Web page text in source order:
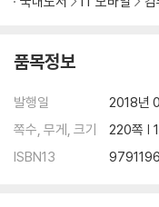
애플리케이션 설계
클라우드 네이티브 패턴 구현
애플리케이션 수명주기
실행
폐기
품목정보
발행일
2018년
쪽수, 무게, 크기
220쪽 |
ISBN13